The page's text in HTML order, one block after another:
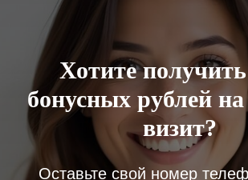
Хотите
бонусных рублей
визит?
Оставьте свой номер